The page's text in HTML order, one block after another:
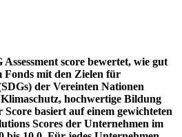
Assessment score bewertet, wie gut
Fonds mit den Zielen für
der Vereinten Nationen
hochwertige Bildung
Score basiert auf einem gewichteten
Scores der Unternehmen im